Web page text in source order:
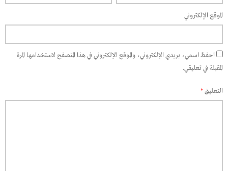
الموقع الإلكتروني
احفظ اسمي، بريدي الإلكتروني، والموقع الإلكتروني في هذا المتصفح لاستخدامها المرة
المقبلة في تعليقي.
التعليق*